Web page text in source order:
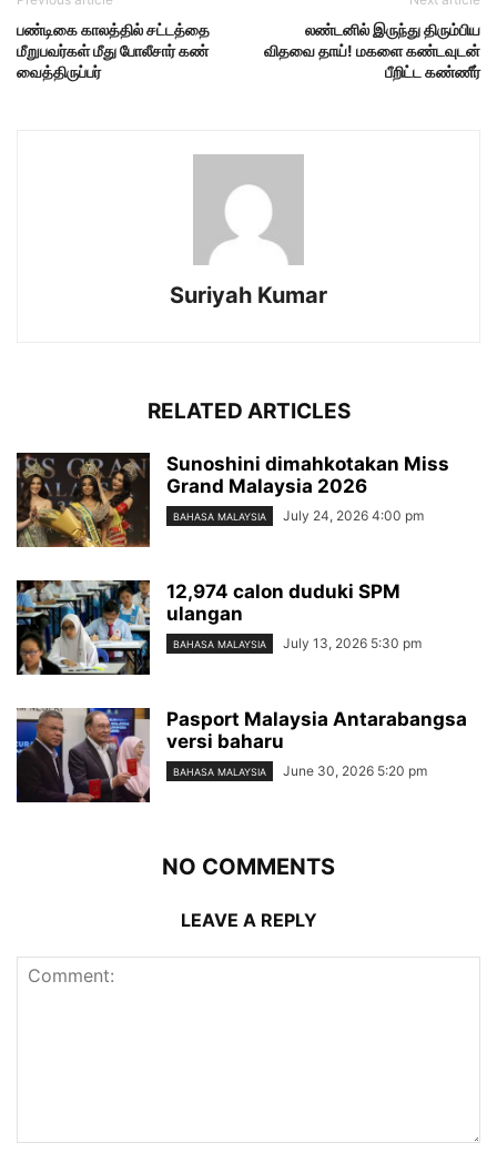
பண்டிகை காலத்தில் சட்டத்தை
மீறுபவர்கள் மீது போலீசார் கண்
வைத்திருப்பர்
லண்டனில் இருந்து திரும்பிய
விதவை தாய்! மகளை கண்டவுடன்
பீறிட்ட கண்ணீர்
Suriyah Kumar
RELATED ARTICLES
Sunoshini dimahkotakan Miss
Grand Malaysia 2026
BAHASA MALAYSIA July 24, 2026 4:00 pm
12,974 calon duduki SPM
ulangan
BAHASA MALAYSIA July 13, 2026 5:30 pm
Pasport Malaysia Antarabangsa
versi baharu
BAHASA MALAYSIA June 30, 2026 5:20 pm
NO COMMENTS
LEAVE A REPLY